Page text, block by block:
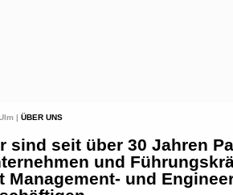
| ÜBER UNS
sind seit über 30 Jahren
und
Management- und